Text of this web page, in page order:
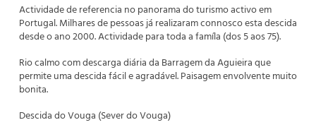
Actividade de referencia no panorama do turismo activo em
Portugal. Milhares de pessoas já realizaram connosco esta descida
desde o ano 2000. Actividade para toda a famíla (dos 5 aos 75).
Rio calmo com descarga diária da Barragem da Aguieira que
permite uma descida fácil e agradável. Paisagem envolvente muito
bonita.
Descida do Vouga (Sever do Vouga)